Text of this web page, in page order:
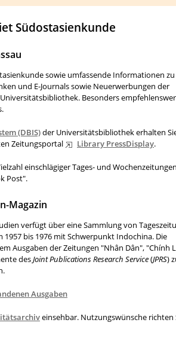
Südostasienkunde
sowie umfassende Informationen zu
und E-Journals sowie Neuerwerbungen der
Besonders
(DBIS)der Universitätsbibliothek erhalten
Zeitungsportal
Library PressDisplay.
einschlägiger Tages- und
Post".
Magazin
verfügt über eine Sammlung von
1957 bis 1976 mit Schwerpunkt Indochina. Die
Ausgaben der Zeitungen "Nhân Dân", "Chính
desJoint Publications Research Service(JPRS)
Ausgaben
einsehbar. Nutzungswünsche richten